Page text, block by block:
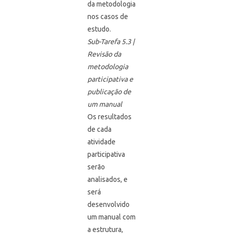
da metodologia
nos casos de
estudo.
Sub-Tarefa 5.3 |
Revisão da
metodologia
participativa e
publicação de
um manual
Os resultados
de cada
atividade
participativa
serão
analisados, e
será
desenvolvido
um manual com
a estrutura,